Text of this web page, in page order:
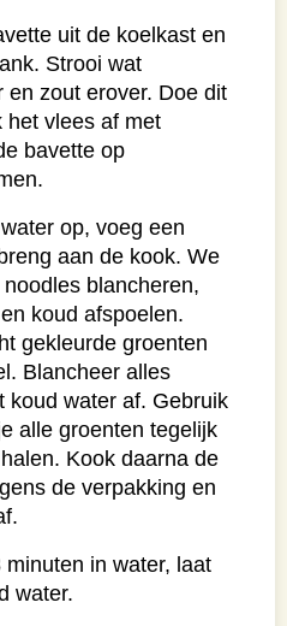
uit de koelkast en
Strooi wat
en zout erover. Doe dit
het vlees af met
bavette op
op, voeg een
aan de kook. We
blancheren,
koud afspoelen.
gekleurde groenten
Blancheer alles
koud water af. Gebruik
alle groenten tegelijk
Kook daarna de
de verpakking en
in water, laat
water.